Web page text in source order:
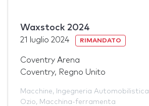
Waxstock 2024
21 luglio 2024 RIMANDATO
Coventry Arena
Coventry, Regno Unito
Macchine, Ingegneria Automobilistica
Ozio, Macchina-ferramenta